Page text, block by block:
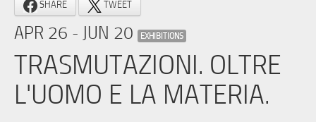
ITINERARIES
EVENTS
SHARE TWEET
APR 26 - JUN 20 EXHIBITIONS
TRASMUTAZIONI. OLTRE
L'UOMO E LA MATERIA.
Notice at collection